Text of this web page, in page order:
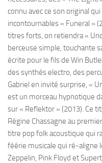
connu avec ce son original
incontournables « Funeral »
titres forts, on retiendra «
berceuse simple, touchante
écrite pour le fils de Win
des synthés electro, des
Gabriel en invité surprise, «
est un morceau hypnotique
sur « Reflektor » (2013). Ce
Régine Chassagne au
titre pop folk acoustique qui
féérie musicale qui ré-aligne
Zeppelin, Pink Floyd et